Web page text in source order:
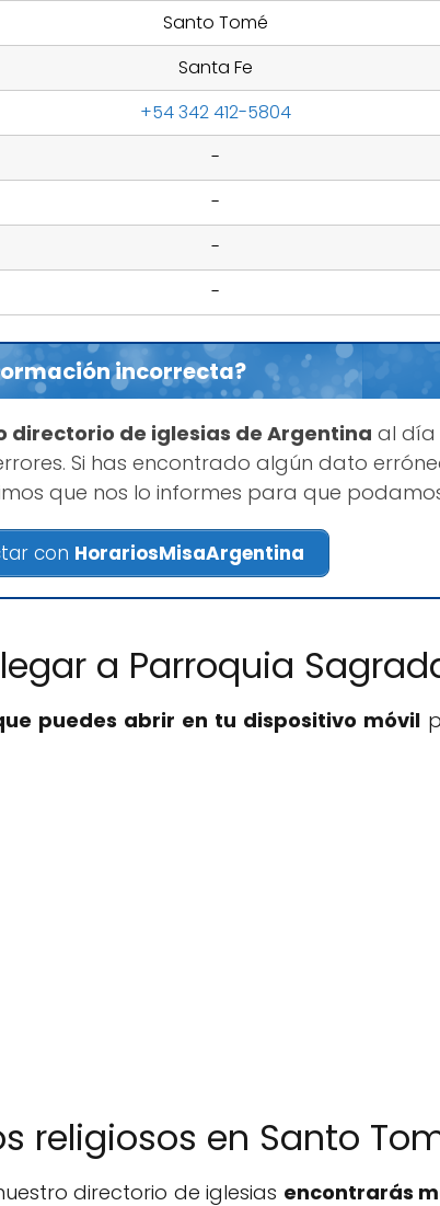
Santo Tomé
Santa Fe
+54 342 412-5804
-
-
-
-
incorrecta?
directorio de iglesias de Argentina al día
Si has encontrado algún dato
que nos lo informes para que
con HorariosMisaArgentina
a Parroquia
puedes abrir en tu dispositivo móvil
religiosos en Santo
directorio de iglesias encontrarás